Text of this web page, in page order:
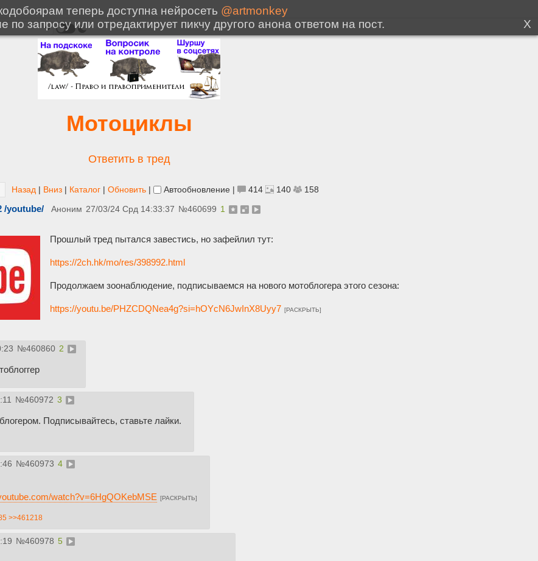
Мотоциклы
Ответить в тред
Назад | Вниз | Каталог | Обновить | Автообновление | 414 140 158
/youtube/ Аноним 27/03/24 Срд 14:33:37 №460699 1
Прошлый тред пытался завестись, но зафейлил тут:
https://2ch.hk/mo/res/398992.html
Продолжаем зоонаблюдение, подписываемся на нового мотоблогера этого сезона:
https://youtu.be/PHZCDQNea4g?si=hOYcN6JwInX8Uyy7 [РАСКРЫТЬ]
№460860 2
№460972 3
Подписывайтесь, ставьте лайки.
№460973 4
watch?v=6HgQOKebMSE [РАСКРЫТЬ]
>>461218
№460978 5